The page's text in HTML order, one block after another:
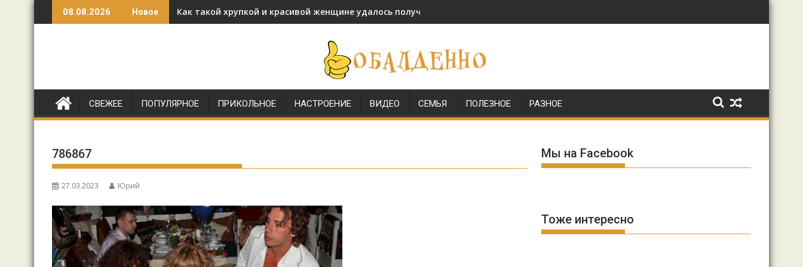
Перейти
к
08.08.2026 Новое Как такой хрупкой и красивой женщине удалось получить звание генерала МВД: Ирина Волк
СВЕЖЕЕ ПОПУЛЯРНОЕ ПРИКОЛЬНОЕ НАСТРОЕНИЕ ВИДЕО СЕМЬЯ ПОЛЕЗНОЕ РАЗНОЕ
786867
27.03.2023 Юрий
Мы на Facebook
Тоже интересно